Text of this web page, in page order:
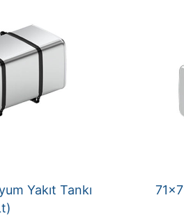
Yakıt Tankı